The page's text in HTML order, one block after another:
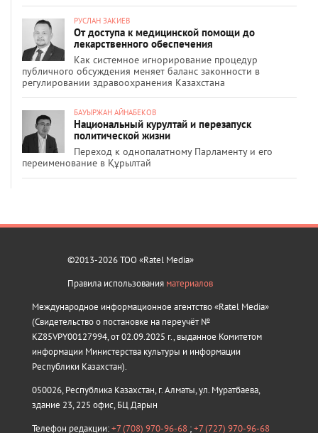
РУСЛАН ЗАКИЕВ
От доступа к медицинской помощи до
лекарственного обеспечения
Как системное игнорирование процедур
публичного обсуждения меняет баланс законности в
регулировании здравоохранения Казахстана
БАУЫРЖАН АЙНАБЕКОВ
Национальный курултай и перезапуск
политической жизни
Переход к однопалатному Парламенту и его
переименование в Құрылтай
©2013-2026 ТОО «Ratel Media»
Правила использования материалов
Международное информационное агентство «Ratel Media»
(Свидетельство о постановке на переучёт №
KZ85VPY00127994, от 02.09.2025 г., выданное Комитетом
информации Министерства культуры и информации
Республики Казахстан).
050026, Республика Казахстан, г. Алматы, ул. Муратбаева,
здание 23, 225 офис, БЦ Дарын
Телефон редакции:+7 (708) 970-96-68 ;+7 (727) 970-96-68